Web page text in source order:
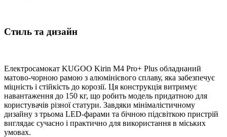
Стиль та дизайн
Електросамокат KUGOO Kirin M4 Pro+ Plus обладнаний
матово-чорною рамою з алюмінієвого сплаву, яка забезпечує
міцність і стійкість до корозії. Ця конструкція витримує
навантаження до 150 кг, що робить модель придатною для
користувачів різної статури. Завдяки мінімалістичному
дизайну з трьома LED-фарами та бічною підсвіткою пристрій
виглядає сучасно і практично для використання в міських
умовах.